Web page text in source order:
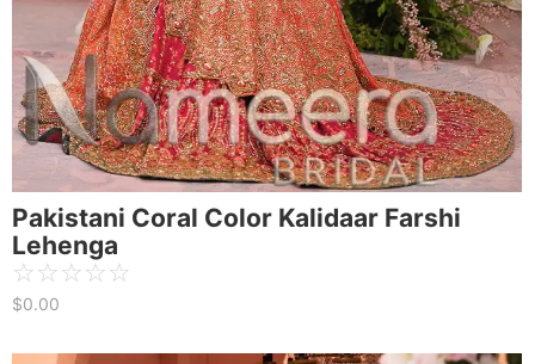
Pakistani Coral Color Kalidaar Farshi
Lehenga
☆☆☆☆☆
$0.00